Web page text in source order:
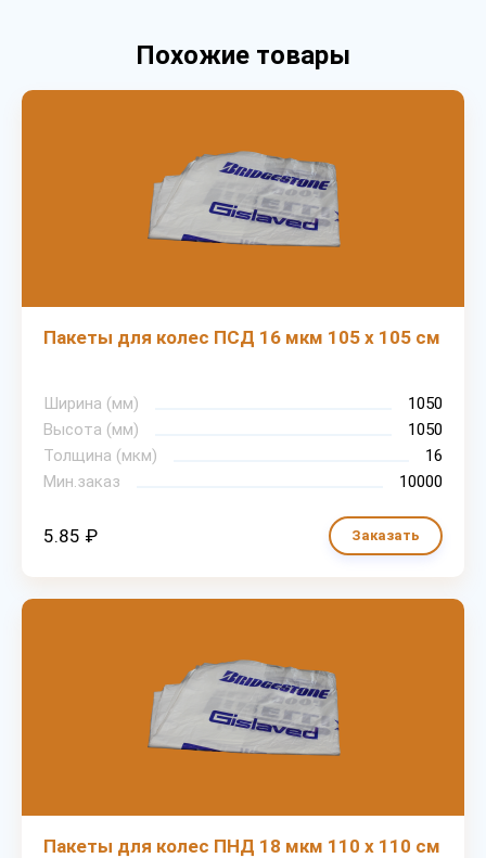
Похожие товары
Пакеты для колес ПСД 16 мкм 105 х 105 см
Ширина (мм)
1050
Высота (мм)
1050
Толщина (мкм)
16
Мин.заказ
10000
5.85 ₽ Заказать
Пакеты для колес ПНД 18 мкм 110 х 110 см